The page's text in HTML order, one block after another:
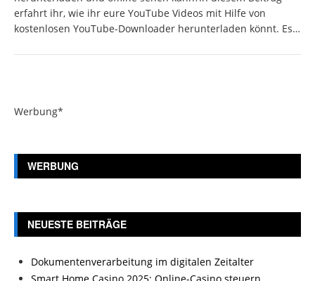
erfahrt ihr, wie ihr eure YouTube Videos mit Hilfe von
kostenlosen YouTube-Downloader herunterladen könnt. Es…
Werbung*
WERBUNG
NEUESTE BEITRÄGE
Dokumentenverarbeitung im digitalen Zeitalter